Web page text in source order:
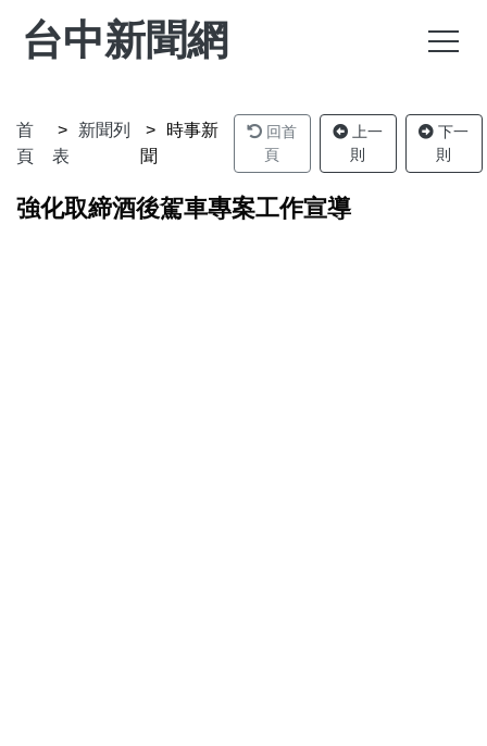
台中新聞網
首
頁
新聞列
表
時事新
聞
回首
頁
上一
則
下一
則
強化取締酒後駕車專案工作宣導